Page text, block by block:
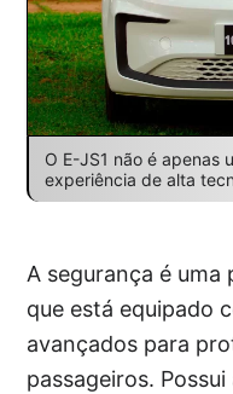
O E-JS1 não é apenas
experiência de alta
A segurança é uma
que está equipado
avançados para
passageiros.